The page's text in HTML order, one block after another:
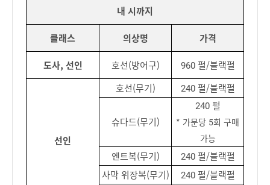
내 시까지
클래스 의상명 가격
도사, 선인 호선(방어구) 960 펄/블랙펄
선인
호선(무기) 240 펄/블랙펄
슈다드(무기)
240 펄
* 가문당 5회 구매
가능
엔트복(무기)
240 펄/블랙펄
사막 위장복(무기)
240 펄/블랙펄